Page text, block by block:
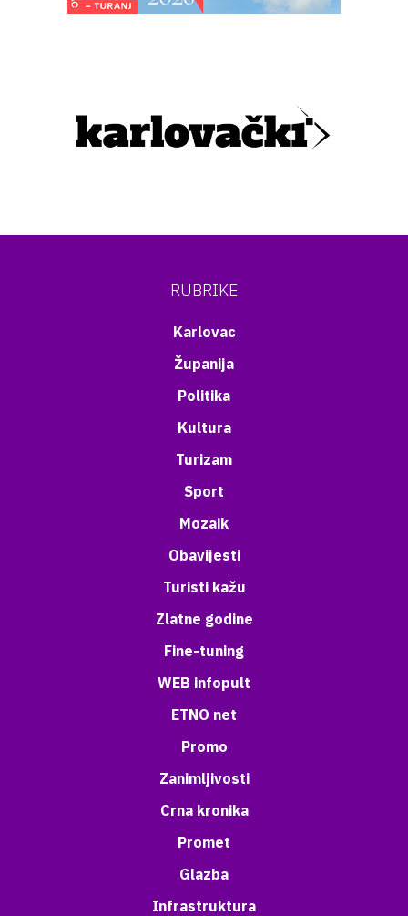
RUBRIKE
Karlovac
Županija
Politika
Kultura
Turizam
Sport
Mozaik
Obavijesti
Turisti kažu
Zlatne godine
Fine-tuning
WEB infopult
ETNO net
Promo
Zanimljivosti
Crna kronika
Promet
Glazba
Infrastruktura